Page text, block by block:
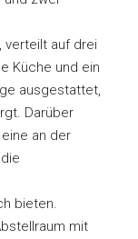
verteilt auf drei
Küche und ein
ausgestattet,
Darüber
an der
bieten.
mit